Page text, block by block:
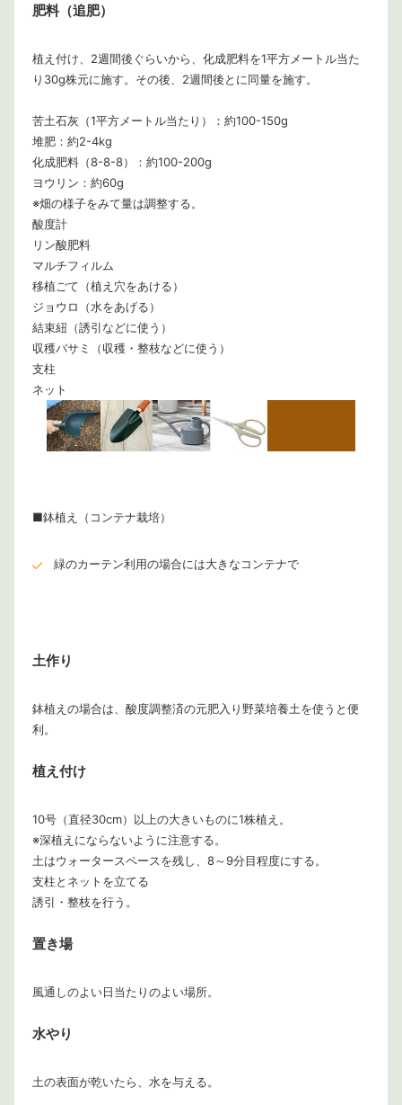
肥料（追肥）
植え付け、2週間後ぐらいから、化成肥料を1平方メートル当た
り30g株元に施す。その後、2週間後とに同量を施す。
苦土石灰（1平方メートル当たり）：約100-150g
堆肥：約2-4kg
化成肥料（8-8-8）：約100-200g
ヨウリン：約60g
※畑の様子をみて量は調整する。
酸度計
リン酸肥料
マルチフィルム
移植ごて（植え穴をあける）
ジョウロ（水をあげる）
結束紐（誘引などに使う）
収穫バサミ（収穫・整枝などに使う）
支柱
ネット
■鉢植え（コンテナ栽培）
緑のカーテン利用の場合には大きなコンテナで
土作り
鉢植えの場合は、酸度調整済の元肥入り野菜培養土を使うと便
利。
植え付け
10号（直径30cm）以上の大きいものに1株植え。
※深植えにならないように注意する。
土はウォータースペースを残し、8～9分目程度にする。
支柱とネットを立てる
誘引・整枝を行う。
置き場
風通しのよい日当たりのよい場所。
水やり
土の表面が乾いたら、水を与える。